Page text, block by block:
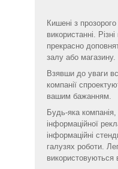
Кишені з
використанні.
прекрасно
залу або магазину.
Взявши до уваги
компанії
вашим бажанням.
Будь-яка
інформаційної
інформаційні
галузях роботи.
використовуються